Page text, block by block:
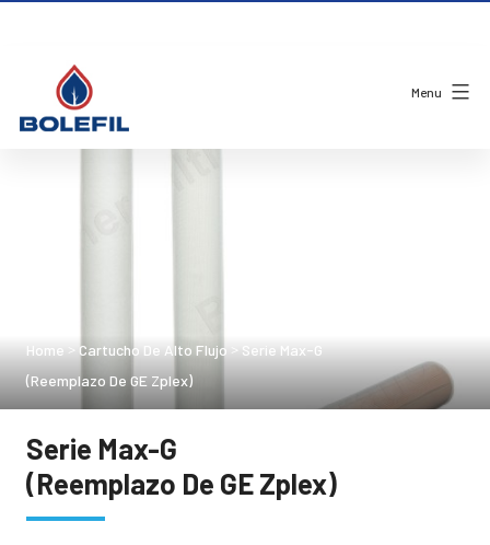
Menu
Home > Cartucho De Alto Flujo > Serie Max-G
(reemplazo De GE Zplex)
Serie Max-G
(reemplazo De GE Zplex)